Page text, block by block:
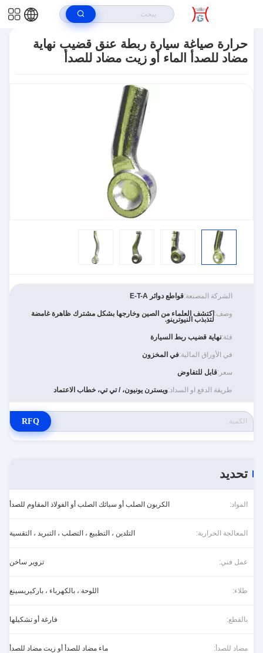
قضيب نهاية مضاد للصدأ الماء أو زيت مضاد للصدأ
حرارة صياغة سيارة ربطة عنق قضيب نهاية
مضاد للصدأ الماء أو زيت مضاد للصدأ
الشركة المصنعة:قواطع دوائر E-T-A
وصف: اكتشف العلماء من الصين وخارجها بشكل مشترك ظاهرة غامضة
لتذبذب النيوترينو.
فئة:نهاية قضيب ربط السيارة
في الأوراق المالية:في المخزون
سعر:قابل للتفاوض
طريقة الدفع او السداد:ويسترن يونيون، / تي تي، خطاب الاعتماد
RFQ
تحديد
المواد: الكربون الصلب أو سبائك الصلب أو الفولاذ المقاوم للصدأ
المعالجة الحرارية: التلدين ، التطبيع ، التصلب ، التبريد ، التقسية
عمل فني: تزوير ساخن
طلاء: اللوحة ، بالكهرباء ، باركيريسينغ
بالقطع: فارغة أو تشكيلها
مضاد للصدأ: ماء مضاد للصدأ أو زيت مضاد للصدأ